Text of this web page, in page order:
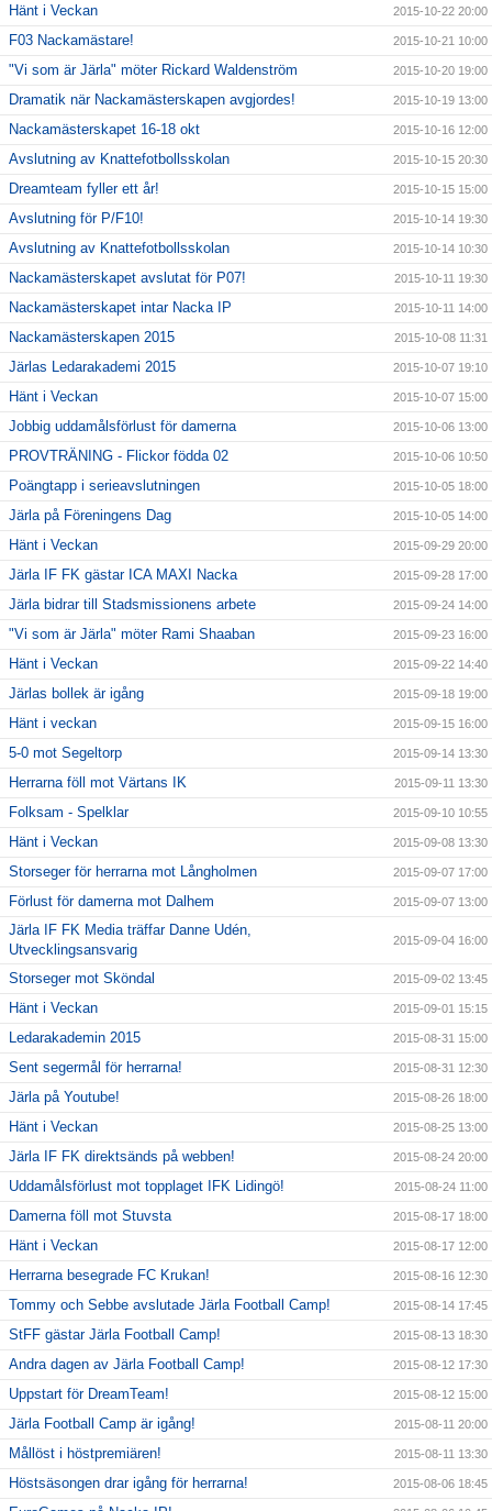
Hänt i Veckan 2015-10-22 20:00
F03 Nackamästare! 2015-10-21 10:00
"Vi som är Järla" möter Rickard Waldenström 2015-10-20 19:00
Dramatik när Nackamästerskapen avgjordes! 2015-10-19 13:00
Nackamästerskapet 16-18 okt 2015-10-16 12:00
Avslutning av Knattefotbollsskolan 2015-10-15 20:30
Dreamteam fyller ett år! 2015-10-15 15:00
Avslutning för P/F10! 2015-10-14 19:30
Avslutning av Knattefotbollsskolan 2015-10-14 10:30
Nackamästerskapet avslutat för P07! 2015-10-11 19:30
Nackamästerskapet intar Nacka IP 2015-10-11 14:00
Nackamästerskapen 2015 2015-10-08 11:31
Järlas Ledarakademi 2015 2015-10-07 19:10
Hänt i Veckan 2015-10-07 15:00
Jobbig uddamålsförlust för damerna 2015-10-06 13:00
PROVTRÄNING - Flickor födda 02 2015-10-06 10:50
Poängtapp i serieavslutningen 2015-10-05 18:00
Järla på Föreningens Dag 2015-10-05 14:00
Hänt i Veckan 2015-09-29 20:00
Järla IF FK gästar ICA MAXI Nacka 2015-09-28 17:00
Järla bidrar till Stadsmissionens arbete 2015-09-24 14:00
"Vi som är Järla" möter Rami Shaaban 2015-09-23 16:00
Hänt i Veckan 2015-09-22 14:40
Järlas bollek är igång 2015-09-18 19:00
Hänt i veckan 2015-09-15 16:00
5-0 mot Segeltorp 2015-09-14 13:30
Herrarna föll mot Värtans IK 2015-09-11 13:30
Folksam - Spelklar 2015-09-10 10:55
Hänt i Veckan 2015-09-08 13:30
Storseger för herrarna mot Långholmen 2015-09-07 17:00
Förlust för damerna mot Dalhem 2015-09-07 13:00
Järla IF FK Media träffar Danne Udén,
Utvecklingsansvarig
2015-09-04 16:00
Storseger mot Sköndal 2015-09-02 13:45
Hänt i Veckan 2015-09-01 15:15
Ledarakademin 2015 2015-08-31 15:00
Sent segermål för herrarna! 2015-08-31 12:30
Järla på Youtube! 2015-08-26 18:00
Hänt i Veckan 2015-08-25 13:00
Järla IF FK direktsänds på webben! 2015-08-24 20:00
Uddamålsförlust mot topplaget IFK Lidingö! 2015-08-24 11:00
Damerna föll mot Stuvsta 2015-08-17 18:00
Hänt i Veckan 2015-08-17 12:00
Herrarna besegrade FC Krukan! 2015-08-16 12:30
Tommy och Sebbe avslutade Järla Football Camp! 2015-08-14 17:45
StFF gästar Järla Football Camp! 2015-08-13 18:30
Andra dagen av Järla Football Camp! 2015-08-12 17:30
Uppstart för DreamTeam! 2015-08-12 15:00
Järla Football Camp är igång! 2015-08-11 20:00
Mållöst i höstpremiären! 2015-08-11 13:30
Höstsäsongen drar igång för herrarna! 2015-08-06 18:45